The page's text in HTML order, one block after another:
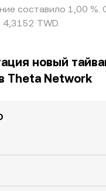
составило 1,00
4,3152 TWD.
новый
Theta Network